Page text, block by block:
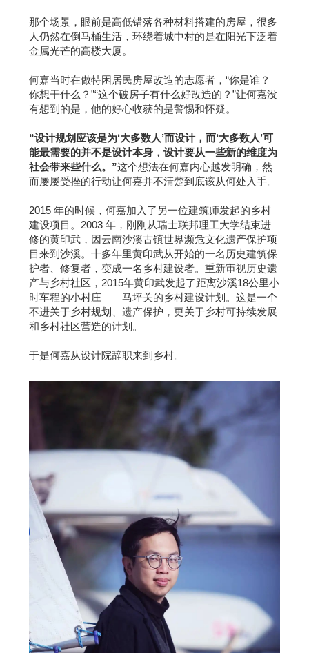
那个场景，眼前是高低错落各种材料搭建的房屋，很多
人仍然在倒马桶生活，环绕着城中村的是在阳光下泛着
金属光芒的高楼大厦。
何嘉当时在做特困居民房屋改造的志愿者，“你是谁？
你想干什么？”“这个破房子有什么好改造的？”让何嘉没
有想到的是，他的好心收获的是警惕和怀疑。
“设计规划应该是为‘大多数人’而设计，而‘大多数人’可
能最需要的并不是设计本身，设计要从一些新的维度为
社会带来些什么。”这个想法在何嘉内心越发明确，然
而屡屡受挫的行动让何嘉并不清楚到底该从何处入手。
2015 年的时候，何嘉加入了另一位建筑师发起的乡村
建设项目。2003 年，刚刚从瑞士联邦理工大学结束进
修的黄印武，因云南沙溪古镇世界濒危文化遗产保护项
目来到沙溪。十多年里黄印武从开始的一名历史建筑保
护者、修复者，变成一名乡村建设者。重新审视历史遗
产与乡村社区，2015年黄印武发起了距离沙溪18公里小
时车程的小村庄——马坪关的乡村建设计划。这是一个
不进关于乡村规划、遗产保护，更关于乡村可持续发展
和乡村社区营造的计划。
于是何嘉从设计院辞职来到乡村。